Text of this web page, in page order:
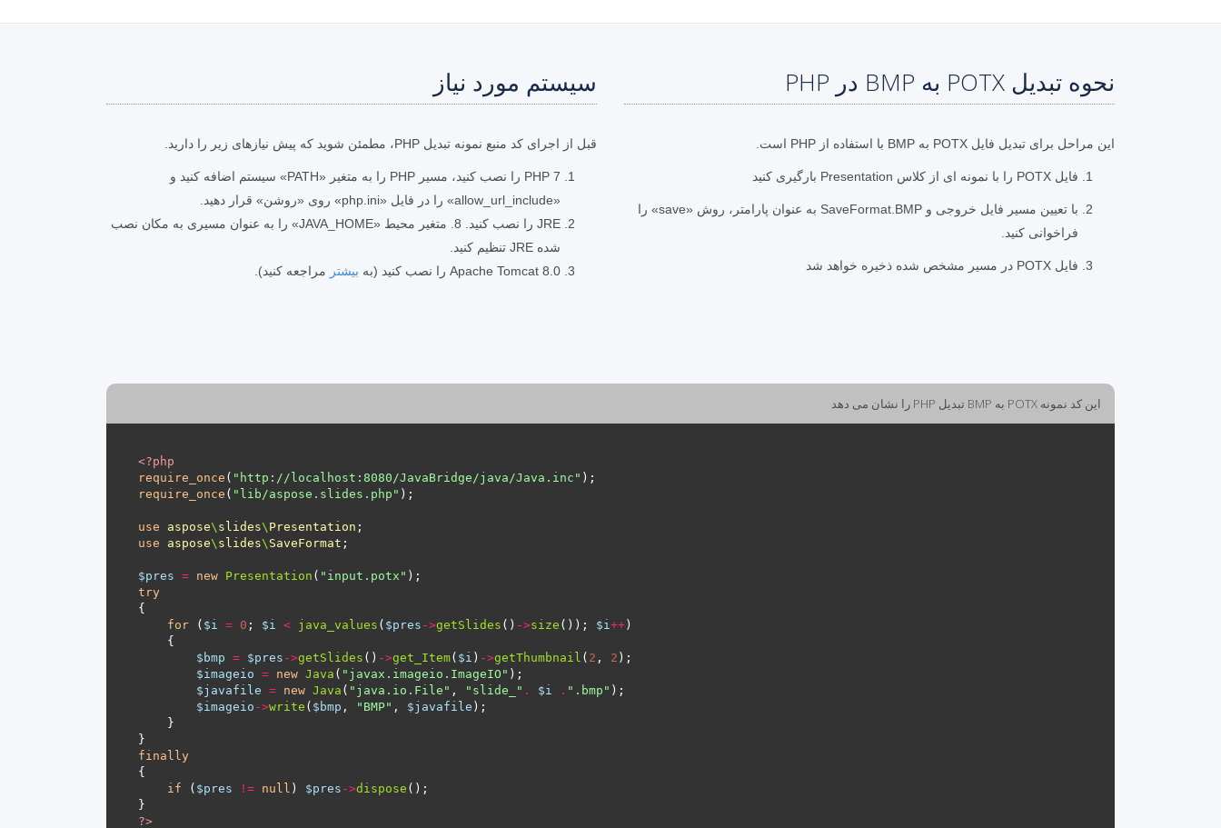
نحوه تبدیل POTX به BMP در PHP
این مراحل برای تبدیل فایل POTX به BMP با استفاده از PHP است.
فایل POTX را با نمونه ای از کلاس Presentation بارگیری کنید
با تعیین مسیر فایل خروجی و SaveFormat.BMP به عنوان پارامتر، روش «save» را
فراخوانی کنید.
فایل POTX در مسیر مشخص شده ذخیره خواهد شد
سیستم مورد نیاز
قبل از اجرای کد منبع نمونه تبدیل PHP، مطمئن شوید که پیش نیازهای زیر را دارید.
PHP 7 را نصب کنید، مسیر PHP را به متغیر «PATH» سیستم اضافه کنید و
«allow_url_include» را در فایل «php.ini» روی «روشن» قرار دهید.
JRE را نصب کنید. 8. متغیر محیط «JAVA_HOME» را به عنوان مسیری به مکان نصب
شده JRE تنظیم کنید.
Apache Tomcat 8.0 را نصب کنید (به
بیشتر مراجعه کنید).
این کد نمونه POTX به BMP تبدیل PHP را نشان می دهد
<?php
require_once ( "http://localhost:8080/JavaBridge/java/Java.inc"
require_once ( "lib/aspose.slides.php"
use aspose\ slides\ Presentation
use
aspose\ slides\ SaveFormat
$pres = new Presentation ( "input.potx"
try
for ( $i = 0 ; $i < java_values ( $pres ->getSlides () ->size ()); $i++
$bmp = $pres ->getSlides () ->get_Item( $i ) ->getThumbnail ( 2 , 2
$imageio = new Java ( "javax.imageio.ImageIO"
$javafile = new Java ( "java.io.File" , "slide_" . $i . ".bmp"
$imageio ->write ( $bmp , "BMP" , $javafile
finally
if ( $pres != null ) $pres ->dispose
?>